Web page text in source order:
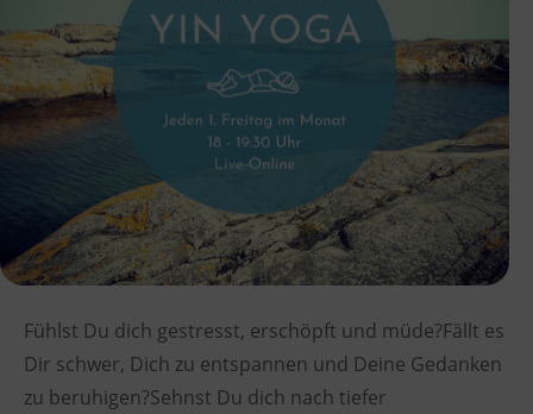
Fühlst Du dich gestresst, erschöpft und müde?Fällt es
Dir schwer, Dich zu entspannen und Deine Gedanken
zu beruhigen?Sehnst Du dich nach tiefer